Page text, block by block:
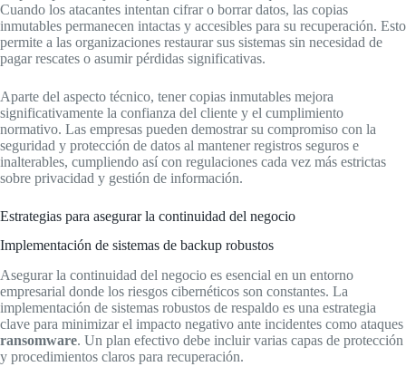
Cuando los atacantes intentan cifrar o borrar datos, las copias
inmutables permanecen intactas y accesibles para su recuperación. Esto
permite a las organizaciones restaurar sus sistemas sin necesidad de
pagar rescates o asumir pérdidas significativas.
Aparte del aspecto técnico, tener copias inmutables mejora
significativamente la confianza del cliente y el cumplimiento
normativo. Las empresas pueden demostrar su compromiso con la
seguridad y protección de datos al mantener registros seguros e
inalterables, cumpliendo así con regulaciones cada vez más estrictas
sobre privacidad y gestión de información.
Estrategias para asegurar la continuidad del negocio
Implementación de sistemas de backup robustos
Asegurar la continuidad del negocio es esencial en un entorno
empresarial donde los riesgos cibernéticos son constantes. La
implementación de sistemas robustos de respaldo es una estrategia
clave para minimizar el impacto negativo ante incidentes como ataques
ransomware. Un plan efectivo debe incluir varias capas de protección
y procedimientos claros para recuperación.